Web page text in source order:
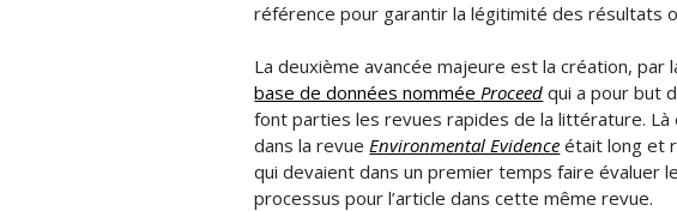
référence pour garantir la légitimité des résultats
La deuxième avancée majeure est la création, par
base de données nomméeProceed qui a pour but
font parties les revues rapides de la littérature. Là
dans la revueEnvironmental Evidence était long et
qui devaient dans un premier temps faire évaluer
processus pour l’article dans cette même revue.